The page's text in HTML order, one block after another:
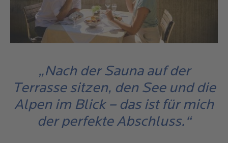
„Nach der Sauna auf der
Terrasse sitzen, den See und die
Alpen im Blick – das ist für mich
der perfekte Abschluss.“